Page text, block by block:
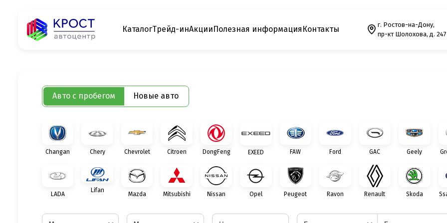
КаталогТрейд-инАкцииПолезная информация Контакты
г. Ростов-на-Дону,
пр-кт Шолохова, д. 247
Авто с пробегом Новые авто
Changan Chery Chevrolet Citroen DongFeng EXEED FAW Ford GAC Geely
LADA
Lifan
Mazda Mitsubishi Nissan Opel Peugeot Ravon Renault Skoda